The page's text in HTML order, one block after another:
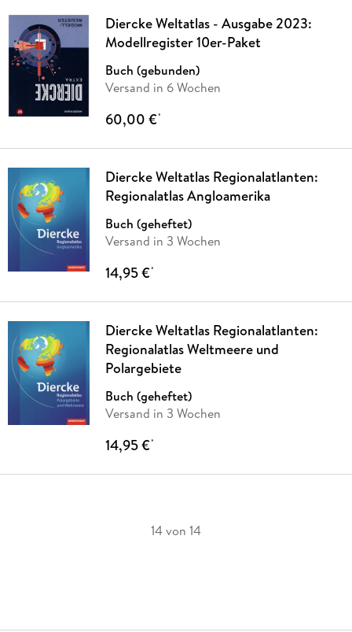
Diercke Weltatlas - Ausgabe 2023:
Modellregister 10er-Paket
Buch (gebunden)
Versand in 6 Wochen
60,00 €*
Diercke Weltatlas Regionalatlanten:
Regionalatlas Angloamerika
Buch (geheftet)
Versand in 3 Wochen
14,95 €*
Diercke Weltatlas Regionalatlanten:
Regionalatlas Weltmeere und
Polargebiete
Buch (geheftet)
Versand in 3 Wochen
14,95 €*
14 von 14